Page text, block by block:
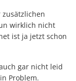
wirklich nicht
ist ja jetzt schon
gar nicht leid
Problem.